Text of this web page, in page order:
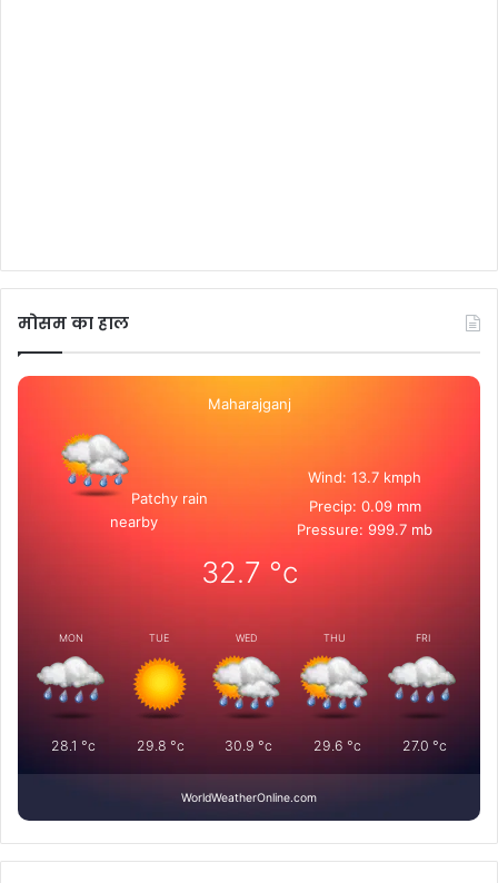
मोसम का हाल
Maharajganj
Patchy rain
nearby
Wind: 13.7 kmph
Precip: 0.09 mm
Pressure: 999.7 mb
32.7 °c
MON
28.1 °c
TUE
29.8 °c
WED
30.9 °c
THU
29.6 °c
FRI
27.0 °c
WorldWeatherOnline.com